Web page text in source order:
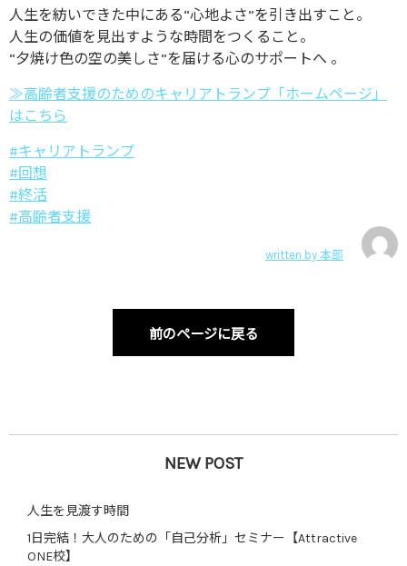
人生を紡いできた中にある“心地よさ”を引き出すこと。
人生の価値を見出すような時間をつくること。
“夕焼け色の空の美しさ”を届ける心のサポートへ 。
≫高齢者支援のためのキャリアトランプ「ホームページ」
はこちら
#キャリアトランプ
#回想
#終活
#高齢者支援
written by 本部
前のページに戻る
NEW POST
人生を見渡す時間
1日完結！大人のための「自己分析」セミナー【Attractive
ONE校】